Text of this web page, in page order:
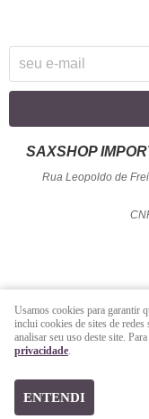
SAXSHOP
Rua Leopoldo de
Seg a Sex - 09 hrs
Usamos cookies para garantir
inclui cookies de sites de
analisar seu uso deste site.
privacidade.
ENTENDI